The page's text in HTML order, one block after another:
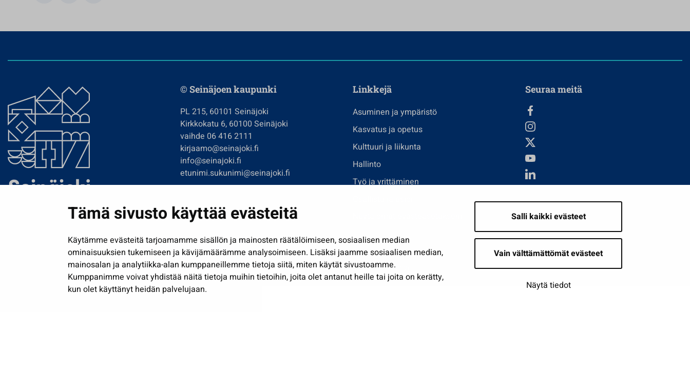
Tämä sivusto käyttää evästeitä
Käytämme evästeitä tarjoamamme sisällön ja mainosten räätälöimiseen, sosiaalisen median
ominaisuuksien tukemiseen ja kävijämäärämme analysoimiseen. Lisäksi jaamme sosiaalisen median,
mainosalan ja analytiikka-alan kumppaneillemme tietoja siitä, miten käytät sivustoamme.
Kumppanimme voivat yhdistää näitä tietoja muihin tietoihin, joita olet antanut heille tai joita on kerätty,
kun olet käyttänyt heidän palvelujaan.
Salli kaikki evästeet
Vain välttämättömät evästeet
Näytä tiedot
© Seinäjoen kaupunki
PL 215, 60101 Seinäjoki
Kirkkokatu 6, 60100 Seinäjoki
vaihde 06 416 2111
kirjaamo@seinajoki.fi
info@seinajoki.fi
etunimi.sukunimi@seinajoki.fi
Linkkejä
Asuminen ja ympäristö
Kasvatus ja opetus
Kulttuuri ja liikunta
Hallinto
Työ ja yrittäminen
Seuraa meitä
Saavutettavuusseloste | © Seinäjoki 2026